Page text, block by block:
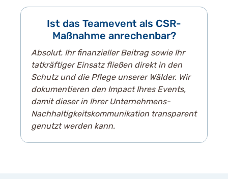
Ist das Teamevent als CSR-
Maßnahme anrechenbar?
Absolut. Ihr finanzieller Beitrag sowie Ihr
tatkräftiger Einsatz fließen direkt in den
Schutz und die Pflege unserer Wälder. Wir
dokumentieren den Impact Ihres Events,
damit dieser in Ihrer Unternehmens-
Nachhaltigkeitskommunikation transparent
genutzt werden kann.